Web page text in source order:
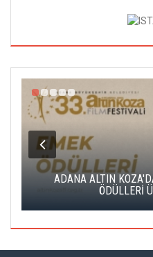
ADANA ALTIN
ÖDÜLLERİ